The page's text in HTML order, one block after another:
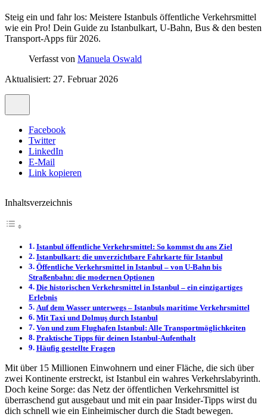
Steig ein und fahr los: Meistere Istanbuls öffentliche Verkehrsmittel
wie ein Pro! Dein Guide zu Istanbulkart, U-Bahn, Bus & den besten
Transport-Apps für 2026.
Verfasst von Manuela Oswald
Aktualisiert: 27. Februar 2026
Facebook
Twitter
LinkedIn
E-Mail
Link kopieren
Inhaltsverzeichnis
Istanbul öffentliche Verkehrsmittel: So kommst du ans Ziel
Istanbulkart: die unverzichtbare Fahrkarte für Istanbul
Öffentliche Verkehrsmittel in Istanbul – von U-Bahn bis
Straßenbahn: die modernen Optionen
Die historischen Verkehrsmittel in Istanbul – ein einzigartiges
Erlebnis
Auf dem Wasser unterwegs – Istanbuls maritime Verkehrsmittel
Mit Taxi und Dolmuş durch Istanbul
Von und zum Flughafen Istanbul: Alle Transportmöglichkeiten
Praktische Tipps für deinen Istanbul-Aufenthalt
Häufig gestellte Fragen
Mit über 15 Millionen Einwohnern und einer Fläche, die sich über
zwei Kontinente erstreckt, ist Istanbul ein wahres Verkehrslabyrinth.
Doch keine Sorge: das Netz der öffentlichen Verkehrsmittel ist
überraschend gut ausgebaut und mit ein paar Insider-Tipps wirst du
dich schnell wie ein Einheimischer durch die Stadt bewegen.